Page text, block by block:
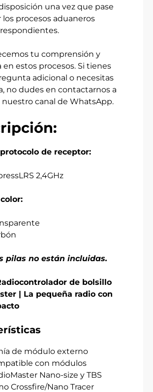
una vez que pase
los procesos aduaneros
tu comprensión y
en estos procesos. Si tienes
adicional o necesitas
no dudes en contactarnos a
nuestro canal de WhatsApp.
de receptor:
2,4GHz
pilas no están incluidas.
de bolsillo
| La pequeña radio con
de módulo externo
con módulos
Nano-size y TBS
Crossfire/Nano Tracer